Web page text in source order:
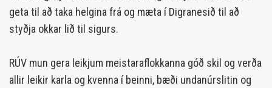
geta til að taka helgina frá og mæta í Digranesið til að
styðja okkar lið til sigurs.
RÚV mun gera leikjum meistaraflokkanna góð skil og verða
allir leikir karla og kvenna í beinni, bæði undanúrslitin og